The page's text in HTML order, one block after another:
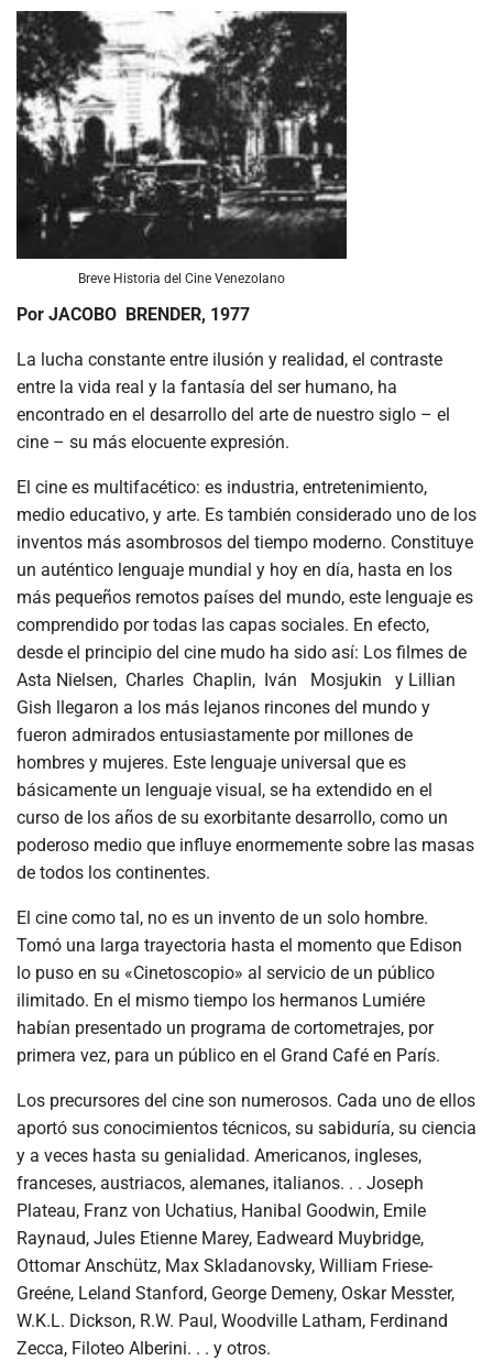
Breve Historia del Cine Venezolano
Por JACOBO BRENDER, 1977
La lucha constante entre ilusión y realidad, el contraste
entre la vida real y la fantasía del ser humano, ha
encontrado en el desarrollo del arte de nuestro siglo – el
cine – su más elocuente expresión.
El cine es multifacético: es industria, entretenimiento,
medio educativo, y arte. Es también considerado uno de los
inventos más asombrosos del tiempo moderno. Constituye
un auténtico lenguaje mundial y hoy en día, hasta en los
más pequeños remotos países del mundo, este lenguaje es
comprendido por todas las capas sociales. En efecto,
desde el principio del cine mudo ha sido así: Los filmes de
Asta Nielsen, Charles Chaplin, Iván Mosjukin y Lillian
Gish llegaron a los más lejanos rincones del mundo y
fueron admirados entusiastamente por millones de
hombres y mujeres. Este lenguaje universal que es
básicamente un lenguaje visual, se ha extendido en el
curso de los años de su exorbitante desarrollo, como un
poderoso medio que influye enormemente sobre las masas
de todos los continentes.
El cine como tal, no es un invento de un solo hombre.
Tomó una larga trayectoria hasta el momento que Edison
lo puso en su «Cinetoscopio» al servicio de un público
ilimitado. En el mismo tiempo los hermanos Lumiére
habían presentado un programa de cortometrajes, por
primera vez, para un público en el Grand Café en París.
Los precursores del cine son numerosos. Cada uno de ellos
aportó sus conocimientos técnicos, su sabiduría, su ciencia
y a veces hasta su genialidad. Americanos, ingleses,
franceses, austriacos, alemanes, italianos. . . Joseph
Plateau, Franz von Uchatius, Hanibal Goodwin, Emile
Raynaud, Jules Etienne Marey, Eadweard Muybridge,
Ottomar Anschütz, Max Skladanovsky, William Friese-
Greéne, Leland Stanford, George Demeny, Oskar Messter,
W.K.L. Dickson, R.W. Paul, Woodville Latham, Ferdinand
Zecca, Filoteo Alberini. . . y otros.